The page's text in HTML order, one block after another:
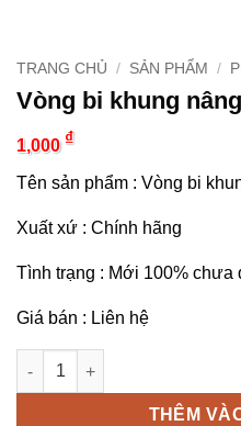
TRANG CHỦ / SẢN PHẨM /
Vòng bi khung
1,000 ₫
Tên sản phẩm : Vòng bi
Xuất xứ : Chính hãng
Tình trạng : Mới 100% chưa
Giá bán : Liên hệ
Vòng bi khung nâng (Bạc
THÊM